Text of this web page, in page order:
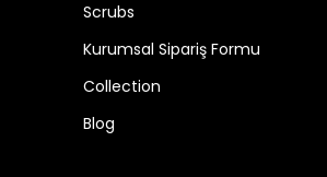
Scrubs
Kurumsal Sipariş Formu
Collection
Blog